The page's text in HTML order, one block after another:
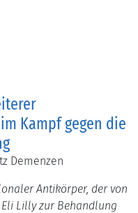
Kampf gegen die
Demenzen
Antikörper, der von
Lilly zur Behandlung